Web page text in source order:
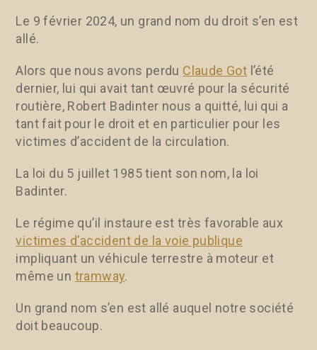
Le 9 février 2024, un grand nom du droit s’en est
allé.
Alors que nous avons perdu Claude Got l’été
dernier, lui qui avait tant œuvré pour la sécurité
routière, Robert Badinter nous a quitté, lui qui a
tant fait pour le droit et en particulier pour les
victimes d’accident de la circulation.
La loi du 5 juillet 1985 tient son nom, la loi
Badinter.
Le régime qu’il instaure est très favorable aux
victimes d’accident de la voie publique
impliquant un véhicule terrestre à moteur et
même un tramway.
Un grand nom s’en est allé auquel notre société
doit beaucoup.